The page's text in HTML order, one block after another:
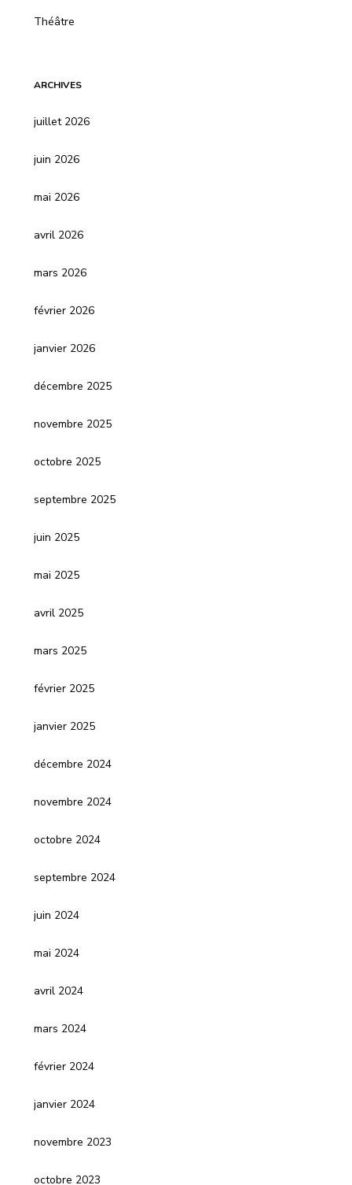
Théâtre
ARCHIVES
juillet 2026
juin 2026
mai 2026
avril 2026
mars 2026
février 2026
janvier 2026
décembre 2025
novembre 2025
octobre 2025
septembre 2025
juin 2025
mai 2025
avril 2025
mars 2025
février 2025
janvier 2025
décembre 2024
novembre 2024
octobre 2024
septembre 2024
juin 2024
mai 2024
avril 2024
mars 2024
février 2024
janvier 2024
novembre 2023
octobre 2023